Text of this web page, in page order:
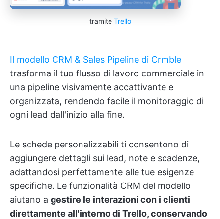
tramite Trello
Il modello CRM & Sales Pipeline di Crmble
trasforma il tuo flusso di lavoro commerciale in
una pipeline visivamente accattivante e
organizzata, rendendo facile il monitoraggio di
ogni lead dall'inizio alla fine.
Le schede personalizzabili ti consentono di
aggiungere dettagli sui lead, note e scadenze,
adattandosi perfettamente alle tue esigenze
specifiche. Le funzionalità CRM del modello
aiutano a gestire le interazioni con i clienti
direttamente all'interno di Trello, conservando